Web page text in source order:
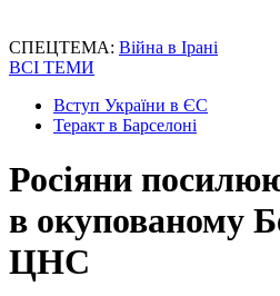
СПЕЦТЕМА: Війна в Ірані
ВСІ ТЕМИ
Вступ України в ЄС
Теракт в Барселоні
Росіяни
в окупованому
ЦНС